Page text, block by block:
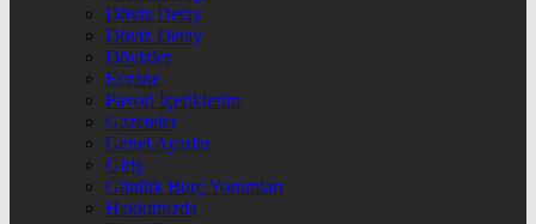
Döviz Detay
Döviz Detay
Dövizler
Eczane
Favori İçeriklerim
Gazeteler
Genel Ayarlar
Giriş
Günlük Burç Yorumları
Hakkımızda